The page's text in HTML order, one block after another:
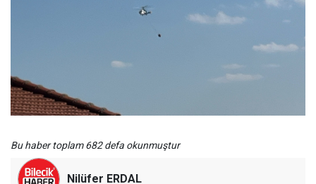
Bu haber toplam 682 defa okunmuştur
Nilüfer ERDAL